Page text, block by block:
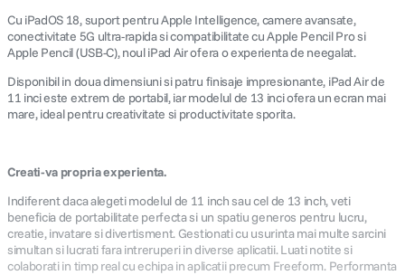
Cu iPadOS 18, suport pentru Apple Intelligence, camere avansate,
conectivitate 5G ultra-rapida si compatibilitate cu Apple Pencil Pro si
Apple Pencil (USB-C), noul iPad Air ofera o experienta de neegalat.
Disponibil in doua dimensiuni si patru finisaje impresionante, iPad Air de
11 inci este extrem de portabil, iar modelul de 13 inci ofera un ecran mai
mare, ideal pentru creativitate si productivitate sporita.
Creati-va propria experienta.
Indiferent daca alegeti modelul de 11 inch sau cel de 13 inch, veti
beneficia de portabilitate perfecta si un spatiu generos pentru lucru,
creatie, invatare si divertisment. Gestionati cu usurinta mai multe sarcini
simultan si lucrati fara intreruperi in diverse aplicatii. Luati notite si
colaborati in timp real cu echipa in aplicatii precum Freeform. Performanta